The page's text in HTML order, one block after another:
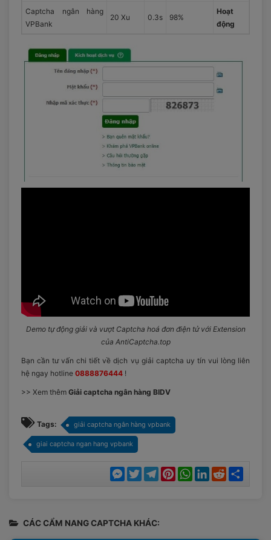
Captcha ngân hàng
VPBank
20 Xu 0.3s 98%
Hoạt
động
Demo tự động giải và vượt Captcha hoá đơn điện tử với Extension
của AntiCaptcha.top
Bạn cần tư vấn chi tiết về dịch vụ giải captcha uy tín vui lòng liên
hệ ngay hotline 0888876444 !
>> Xem thêm Giải captcha ngân hàng BIDV
Tags: giải captcha ngân hàng vpbank
giai captcha ngan hang vpbank
Messenger
TwitterTelegramPinterestWhatsApp
LinkedIn
Reddit
CÁC CẨM NANG CAPTCHA KHÁC: